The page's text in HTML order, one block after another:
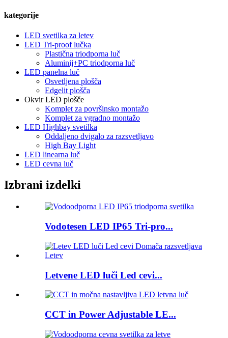
kategorije
LED svetilka za letev
LED Tri-proof lučka
Plastična triodporna luč
Aluminij+PC triodporna luč
LED panelna luč
Osvetljena plošča
Edgelit plošča
Okvir LED plošče
Komplet za površinsko montažo
Komplet za vgradno montažo
LED Highbay svetilka
Oddaljeno dvigalo za razsvetljavo
High Bay Light
LED linearna luč
LED cevna luč
Izbrani izdelki
Vodotesen LED IP65 Tri-pro...
Letvene LED luči Led cevi...
CCT in Power Adjustable LE...